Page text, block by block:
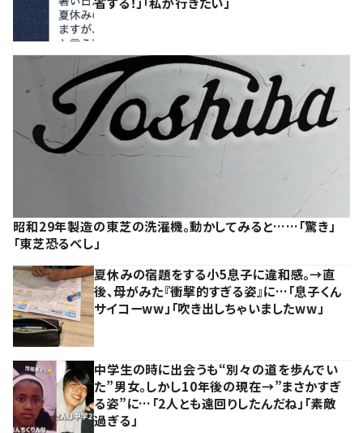
昭和29年製造の東芝の洗濯機。動かしてみると……「驚き」
「東芝恐るべし」
夏休みの宿題をする小5息子に違和感。→直
後、母がみた『衝撃的すぎる姿』に…「息子くん
サイコーww」「吹き出しちゃいましたww」
中学生の時に出会うも“別々の道を歩んでい
た”男女。しかし10年後の現在→”まさかすぎ
る姿”に…「2人とも遠回りしたんだね」「素敵
過ぎる」